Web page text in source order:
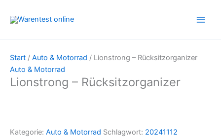
Inhalt
Start / Auto & Motorrad / Lionstrong – Rücksitzorganizer
Auto & Motorrad
Lionstrong – Rücksitzorganizer
Kategorie: Auto & Motorrad Schlagwort: 20241112